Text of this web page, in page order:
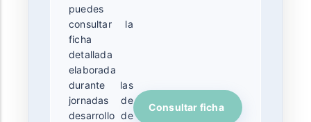
puedes
consultar la
ficha
detallada
elaborada
durante las
jornadas de
desarrollo de
Consultar ficha